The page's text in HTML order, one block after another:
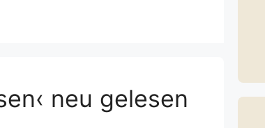
neu gelesen